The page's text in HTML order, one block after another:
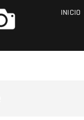
FOTOS GRUPO INICIO